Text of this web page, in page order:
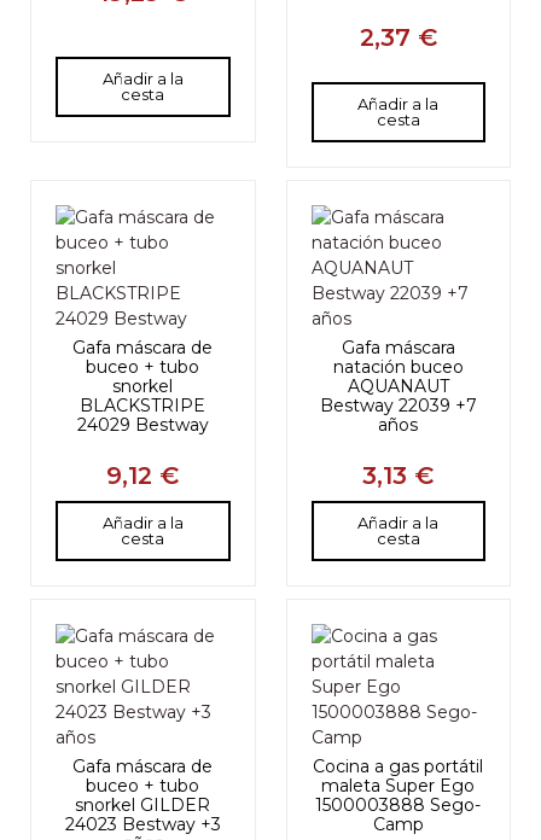
Añadir a la
cesta
2,37 €
Añadir a la
cesta
Gafa máscara de
buceo + tubo
snorkel
BLACKSTRIPE
24029 Bestway
9,12 €
Añadir a la
cesta
Gafa máscara
natación buceo
AQUANAUT
Bestway 22039 +7
años
3,13 €
Añadir a la
cesta
Gafa máscara de
buceo + tubo
snorkel GILDER
24023 Bestway +3
Cocina a gas portátil
maleta Super Ego
1500003888 Sego-
Camp